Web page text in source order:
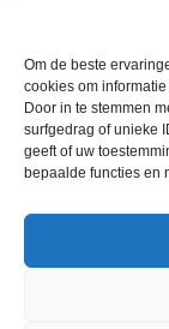
Om de beste
cookies om
Door in te stemmen
surfgedrag of unieke
geeft of uw
bepaalde functies en
Privacy
Nieuws
Contact